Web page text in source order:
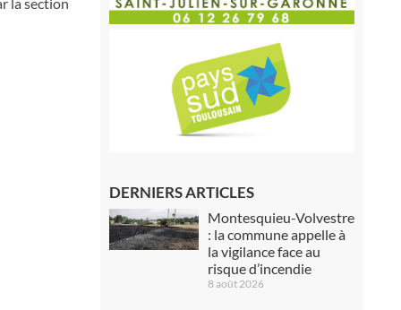
DERNIERS ARTICLES
Montesquieu-Volvestre
: la commune appelle à
la vigilance face au
risque d’incendie
8 août 2026